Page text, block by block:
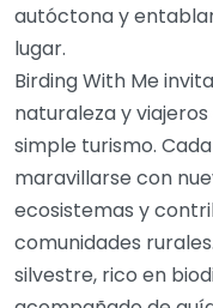
autóctona y
lugar.
Birding With Me
naturaleza y
simple turismo.
maravillarse con
ecosistemas y
comunidades
silvestre, rico en